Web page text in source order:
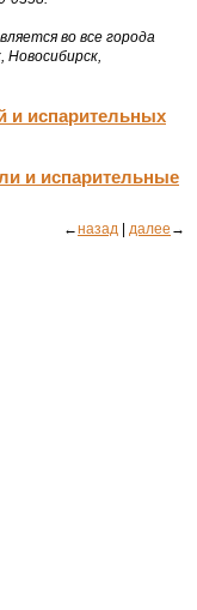
во все города
Новосибирск,
и испарительных
и испарительные
←назад далее →